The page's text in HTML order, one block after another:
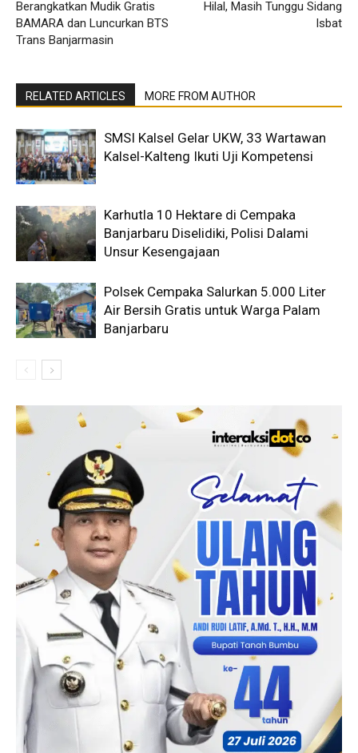
Berangkatkan Mudik Gratis
BAMARA dan Luncurkan BTS
Trans Banjarmasin
Hilal, Masih Tunggu Sidang
Isbat
RELATED ARTICLES MORE FROM AUTHOR
SMSI Kalsel Gelar UKW, 33 Wartawan
Kalsel-Kalteng Ikuti Uji Kompetensi
Karhutla 10 Hektare di Cempaka
Banjarbaru Diselidiki, Polisi Dalami
Unsur Kesengajaan
Polsek Cempaka Salurkan 5.000 Liter
Air Bersih Gratis untuk Warga Palam
Banjarbaru